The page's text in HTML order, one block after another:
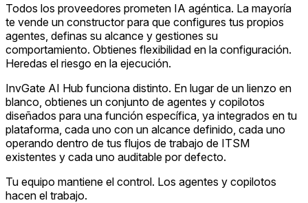
Todos los proveedores prometen IA agéntica. La mayoría
te vende un constructor para que configures tus propios
agentes, definas su alcance y gestiones su
comportamiento. Obtienes flexibilidad en la configuración.
Heredas el riesgo en la ejecución.
InvGate AI Hub funciona distinto. En lugar de un lienzo en
blanco, obtienes un conjunto de agentes y copilotos
diseñados para una función específica, ya integrados en tu
plataforma, cada uno con un alcance definido, cada uno
operando dentro de tus flujos de trabajo de ITSM
existentes y cada uno auditable por defecto.
Tu equipo mantiene el control. Los agentes y copilotos
hacen el trabajo.